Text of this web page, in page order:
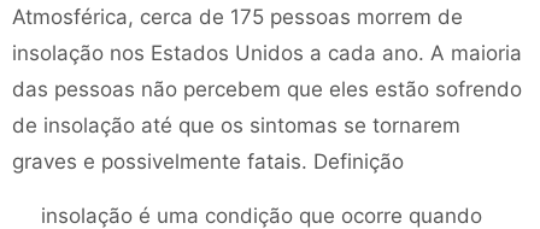
Atmosférica, cerca de 175 pessoas morrem de
insolação nos Estados Unidos a cada ano. A maioria
das pessoas não percebem que eles estão sofrendo
de insolação até que os sintomas se tornarem
graves e possivelmente fatais. Definição
insolação é uma condição que ocorre quando